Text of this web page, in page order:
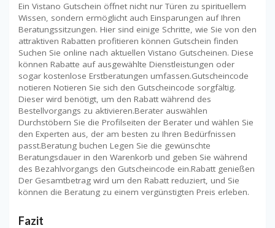
Ein Vistano Gutschein öffnet nicht nur Türen zu spirituellem
Wissen, sondern ermöglicht auch Einsparungen auf Ihren
Beratungssitzungen. Hier sind einige Schritte, wie Sie von den
attraktiven Rabatten profitieren können Gutschein finden
Suchen Sie online nach aktuellen Vistano Gutscheinen. Diese
können Rabatte auf ausgewählte Dienstleistungen oder
sogar kostenlose Erstberatungen umfassen.Gutscheincode
notieren Notieren Sie sich den Gutscheincode sorgfältig.
Dieser wird benötigt, um den Rabatt während des
Bestellvorgangs zu aktivieren.Berater auswählen
Durchstöbern Sie die Profilseiten der Berater und wählen Sie
den Experten aus, der am besten zu Ihren Bedürfnissen
passt.Beratung buchen Legen Sie die gewünschte
Beratungsdauer in den Warenkorb und geben Sie während
des Bezahlvorgangs den Gutscheincode ein.Rabatt genießen
Der Gesamtbetrag wird um den Rabatt reduziert, und Sie
können die Beratung zu einem vergünstigten Preis erleben.
Fazit